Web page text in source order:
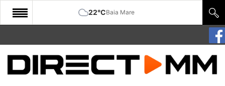
22°CBaia Mare
START
COMUNITATE